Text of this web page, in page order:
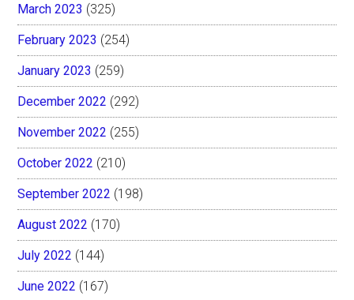
March 2023 (325)
February 2023 (254)
January 2023 (259)
December 2022 (292)
November 2022 (255)
October 2022 (210)
September 2022 (198)
August 2022 (170)
July 2022 (144)
June 2022 (167)